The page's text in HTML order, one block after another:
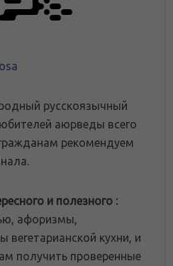
русскоязычный
аюрведы всего
рекомендуем
и полезного :
афоризмы,
вегетарианской кухни, и
получить проверенные